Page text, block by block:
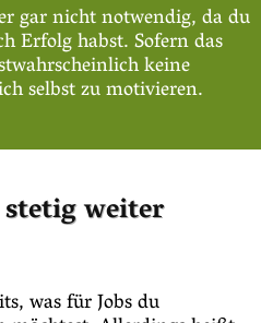
gar nicht notwendig, da du
Erfolg habst. Sofern das
keine
selbst zu motivieren.
weiter
was für Jobs du